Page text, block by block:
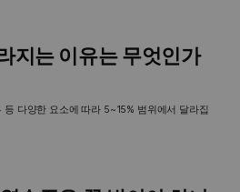
지는 이유는 무엇인가
다양한 요소에 따라 5~15% 범위에서 달라집